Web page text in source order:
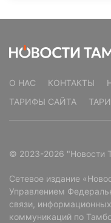
О НАС КОНТАКТЫ
ТАРИФЫ САЙТА
© 2023-2026 "Новости
Сетевое издание
Управлением
связи,
коммуникаций по